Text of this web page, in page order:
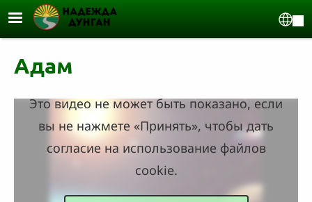
Перейти к основному содержанию
Адам
Это видео не может быть показано, если
вы не нажмете «Принять», чтобы дать
согласие на использование файлов
cookie.